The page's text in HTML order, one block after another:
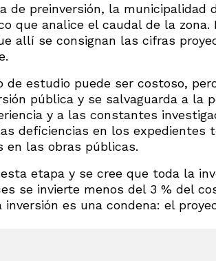
de preinversión, la municipalidad
que analice el caudal de la zona.
allí se consignan las cifras
estudio puede ser costoso,
pública y se salvaguarda a la
y a las constantes
deficiencias en los expedientes
en las obras públicas.
etapa y se cree que toda la
se invierte menos del 3 % del
es una condena: el